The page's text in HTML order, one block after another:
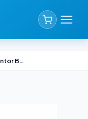
Espátula Pintor Biassoni Laminada Mango Plástico 70mm